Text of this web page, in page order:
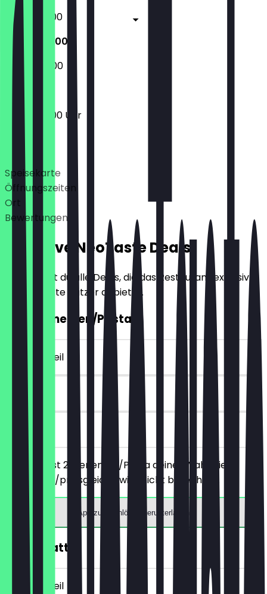
06:00 - 19:00
06:00 - 19:00
06:00 - 15:00
06:00 - 19:00 Uhr
Deals
Speisekarte
Öffnungszeiten
Ort
Bewertungen
Exklusive NeoTaste Deals
Hier findest du alle Deals, die das Restaurant exklusiv
für NeoTaste Nutzer anbietet.
2für1 Menemen/Pasta
~10 € Vorteil
90 Tage
vor Ort
Du bestellst 2 Menemen/Pasta deiner Wahl, die
günstigere/preisgleiche wird nicht berechnet.
App zum Einlösen herunterladen
10€ Rabatt
~10 € Vorteil